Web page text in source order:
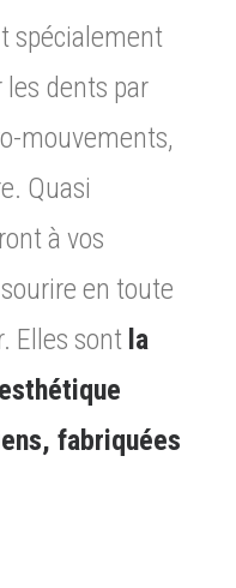
spécialement
les dents par
mouvements,
Quasi
à vos
en toute
Elles sont la
fabriquées